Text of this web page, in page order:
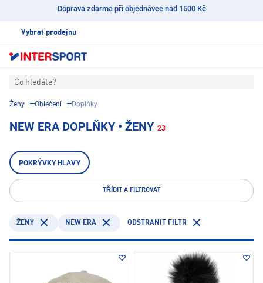
Doprava zdarma při objednávce nad 1500 Kč
Vybrat prodejnu
Co hledáte?
Ženy Oblečení Doplňky
NEW ERA DOPLŇKY • ŽENY 23
POKRÝVKY HLAVY
TŘÍDIT A FILTROVAT
ŽENY NEW ERA ODSTRANIT FILTR